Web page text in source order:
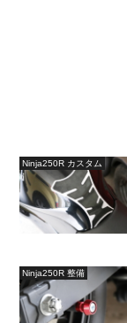
Ninja250R カスタム
Ninja250R 整備